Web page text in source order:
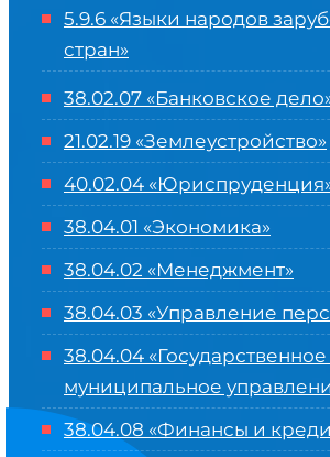
5.9.6 «Языки народов
стран»
38.02.07 «Банковское
21.02.19 «Землеустройство»
40.02.04
38.04.01 «Экономика»
38.04.02 «Менеджмент»
38.04.03 «Управление
38.04.04 «Государственное
муниципальное
38.04.08 «Финансы и